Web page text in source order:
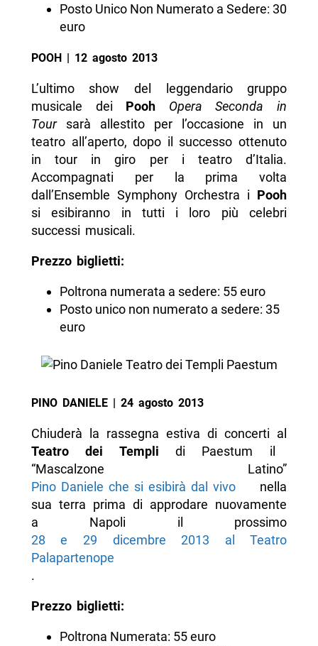
Posto Unico Non Numerato a Sedere: 30
euro
POOH | 12 agosto 2013
L’ultimo show del leggendario gruppo
musicale dei Pooh Opera Seconda in
Tour sarà allestito per l’occasione in un
teatro all’aperto, dopo il successo ottenuto
in tour in giro per i teatro d’Italia.
Accompagnati per la prima volta
dall’Ensemble Symphony Orchestra i Pooh
si esibiranno in tutti i loro più celebri
successi musicali.
Prezzo biglietti:
Poltrona numerata a sedere: 55 euro
Posto unico non numerato a sedere: 35
euro
PINO DANIELE | 24 agosto 2013
Chiuderà la rassegna estiva di concerti al
Teatro dei Templi di Paestum il
“Mascalzone Latino”
Pino Daniele che si esibirà dal vivonella
sua terra prima di approdare nuovamente
a Napoli il prossimo
28 e 29 dicembre 2013 al Teatro
Palapartenope
.
Prezzo biglietti:
Poltrona Numerata: 55 euro